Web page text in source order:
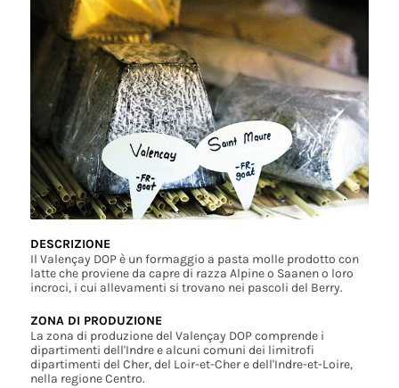
DESCRIZIONE
Il Valençay DOP è un formaggio a pasta molle prodotto con
latte che proviene da capre di razza Alpine o Saanen o loro
incroci, i cui allevamenti si trovano nei pascoli del Berry.
ZONA DI PRODUZIONE
La zona di produzione del Valençay DOP comprende i
dipartimenti dell'Indre e alcuni comuni dei limitrofi
dipartimenti del Cher, del Loir-et-Cher e dell'Indre-et-Loire,
nella regione Centro.